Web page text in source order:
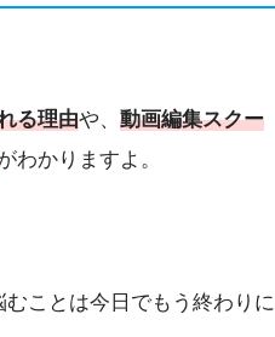
る理由や、 動画編集スクー
わかりますよ。
ことは今日でもう終わりに